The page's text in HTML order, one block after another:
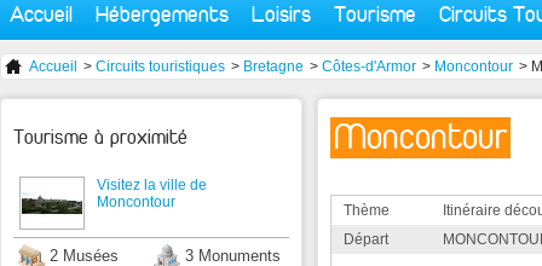
Accueil Hébergements Loisirs Tourisme Circuits
Accueil > Circuits touristiques > Bretagne > Côtes-d'Armor > Moncontour >
Moncontour
Thème
Itinéraire
Départ
Tourisme à proximité
Visitez la ville de
Moncontour
2 Musées 3 Monuments